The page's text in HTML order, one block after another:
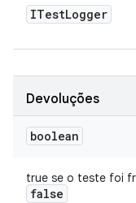
ITestLogger
Devoluções
boolean
true se o teste foi
false